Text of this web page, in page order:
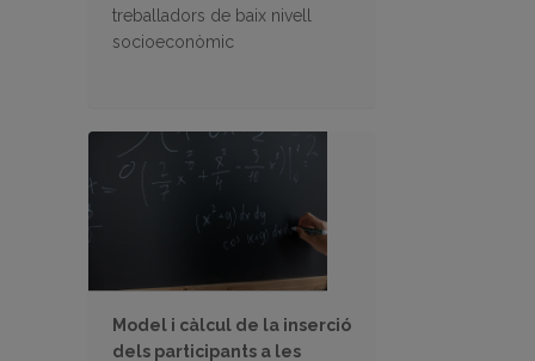
treballadors de baix nivell
socioeconòmic
Model i càlcul de la inserció
dels participants a les